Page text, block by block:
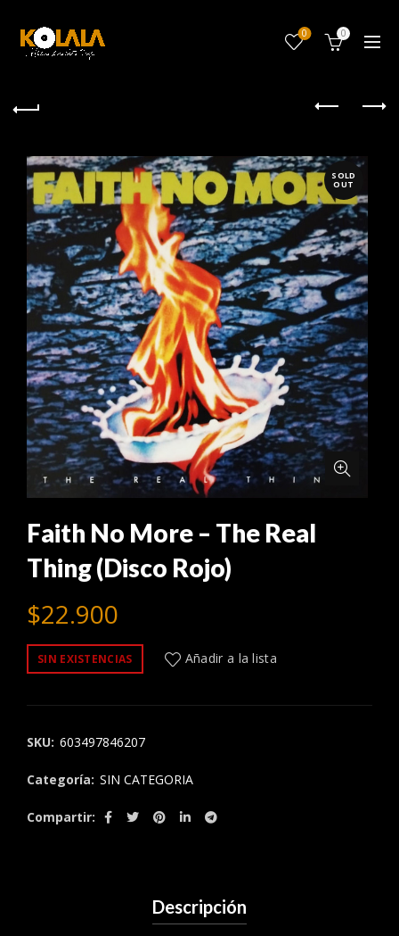
0 0
SOLD
OUT
Faith No More – The Real
Thing (Disco Rojo)
$22.900
SIN EXISTENCIAS Añadir a la lista
SKU: 603497846207
Categoría: SIN CATEGORIA
Compartir
Descripción